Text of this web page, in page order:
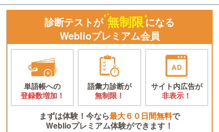
診断テストが 無制限になる
Weblioプレミアム会員
単語帳への
登録数増加！
語彙力診断が
無制限！
サイト内広告が
非表示！
まずは体験！今なら最大６０日間無料で
Weblioプレミアム体験ができます！